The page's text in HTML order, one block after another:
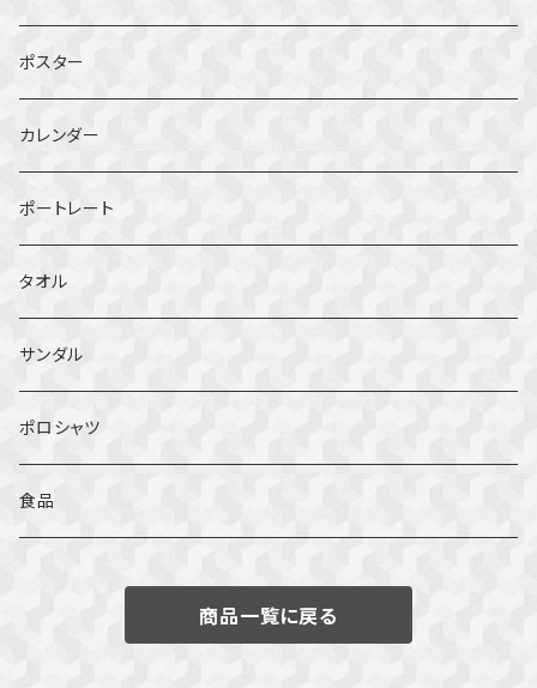
ポスター
カレンダー
ポートレート
タオル
サンダル
ポロシャツ
食品
商品一覧に戻る